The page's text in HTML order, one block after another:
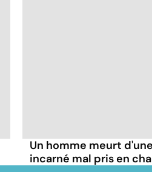
Un homme meurt
incarné mal pris en